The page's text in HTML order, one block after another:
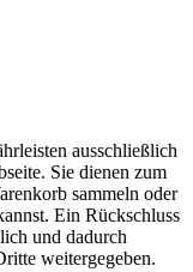
ausschließlich
Sie dienen zum
sammeln oder
Ein Rückschluss
und dadurch
weitergegeben.